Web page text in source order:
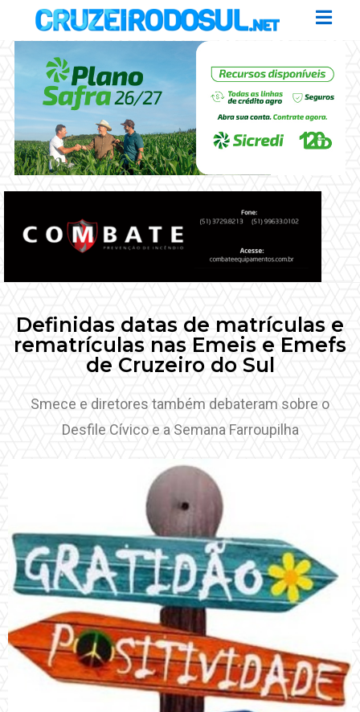
Definidas datas de matrículas e
rematrículas nas Emeis e Emefs
de Cruzeiro do Sul
Smece e diretores também debateram sobre o
Desfile Cívico e a Semana Farroupilha